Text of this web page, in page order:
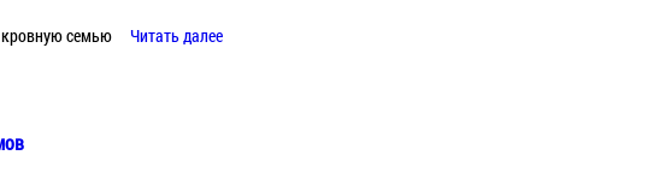
кровную семью Читать далее